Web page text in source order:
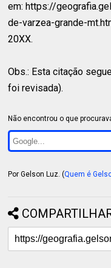
em: https://
de-varzea-grande-
20XX.
Obs.: Esta citação
foi revisada).
Não encontrou o que
Por Gelson Luz. (Quem é